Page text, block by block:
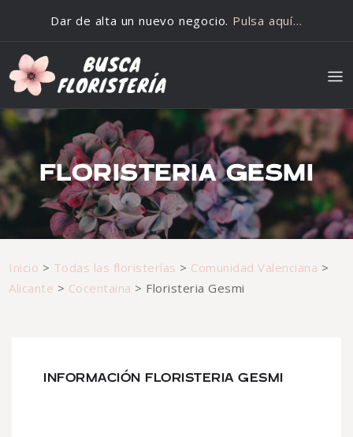
Dar de alta un nuevo negocio. Pulsa aquí…
FLORISTERIA GESMI
Inicio > Todas las floristerías > Comunidad Valenciana >
Alicante > Cocentaina > Floristeria Gesmi
INFORMACIÓN FLORISTERIA GESMI